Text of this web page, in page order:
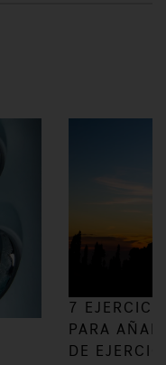
7
PARA
DE